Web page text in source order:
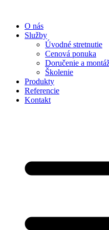
obsah
O nás
Služby
Úvodné stretnutie
Cenová ponuka
Doručenie a
Školenie
Produkty
Referencie
Kontakt